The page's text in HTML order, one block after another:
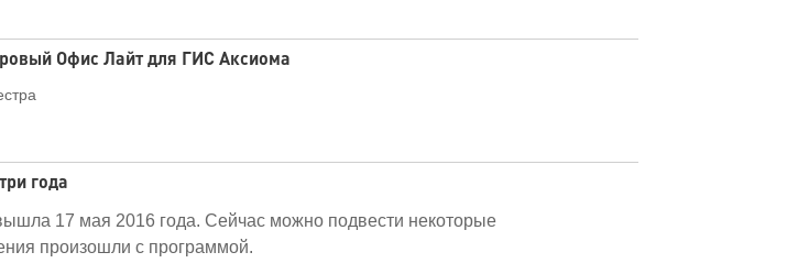
Офис Лайт для ГИС Аксиома
года
17 мая 2016 года. Сейчас можно подвести некоторые
произошли с программой.